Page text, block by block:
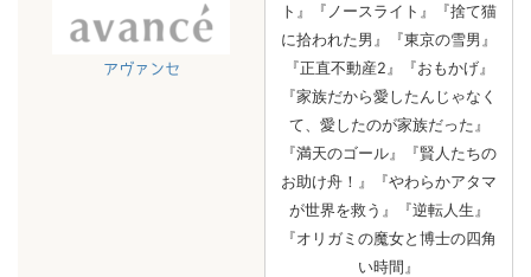
アヴァンセ
ト』『ノースライト』『捨て猫
に拾われた男』『東京の雪男』
『正直不動産2』『おもかげ』
『家族だから愛したんじゃなく
て、愛したのが家族だった』
『満天のゴール』『賢人たちの
お助け舟！』『やわらかアタマ
が世界を救う』『逆転人生』
『オリガミの魔女と博士の四角
い時間』